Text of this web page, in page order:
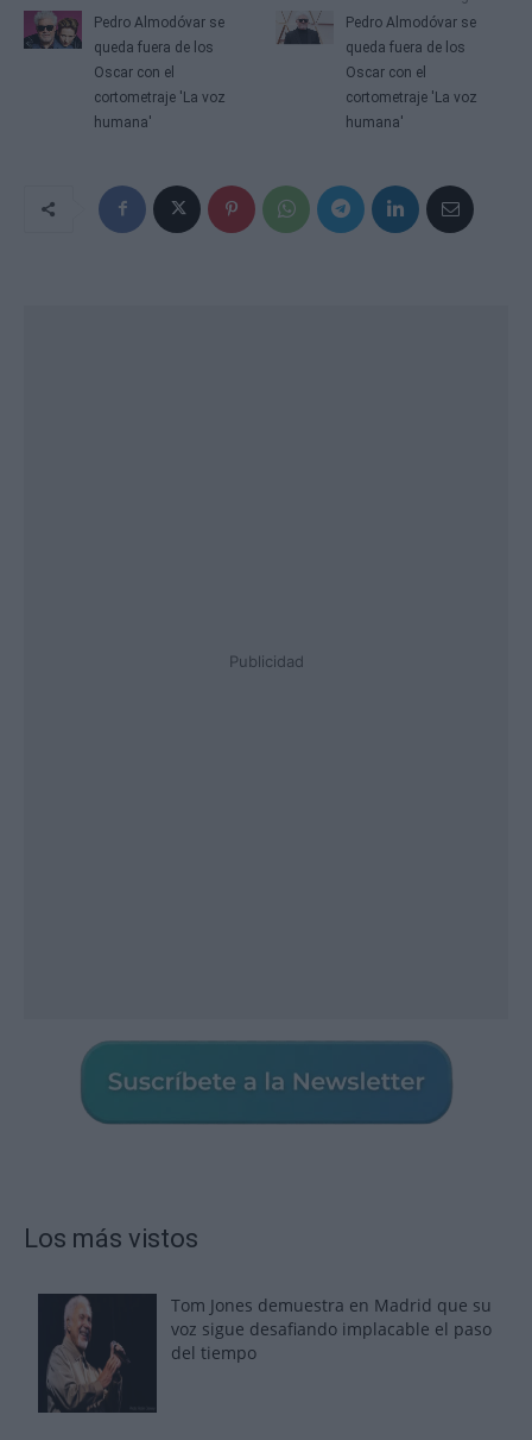
Pedro Almodóvar se
queda fuera de los
Oscar con el
cortometraje 'La voz
humana'
Pedro Almodóvar se
queda fuera de los
Oscar con el
cortometraje 'La voz
humana'
Publicidad
Los más vistos
Tom Jones demuestra en Madrid que su
voz sigue desafiando implacable el paso
del tiempo